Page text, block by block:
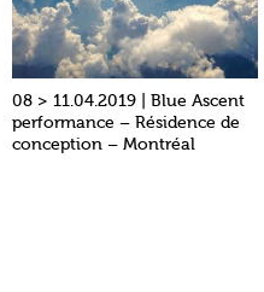
08 > 11.04.2019 | Blue Ascent
performance – Résidence de
conception – Montréal